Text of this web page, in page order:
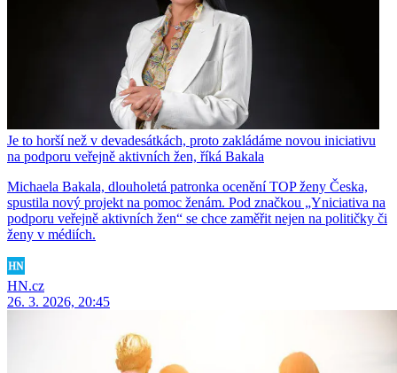
Je to horší než v devadesátkách, proto zakládáme novou iniciativu
na podporu veřejně aktivních žen, říká Bakala
Michaela Bakala, dlouholetá patronka ocenění TOP ženy Česka,
spustila nový projekt na pomoc ženám. Pod značkou „Yniciativa na
podporu veřejně aktivních žen“ se chce zaměřit nejen na političky či
ženy v médiích.
HN.cz
26. 3. 2026, 20:45